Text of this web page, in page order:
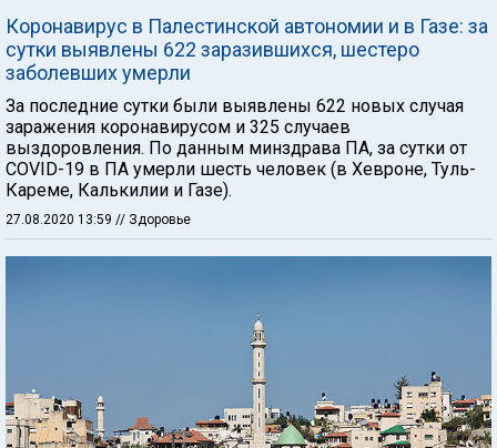
Коронавирус в Палестинской автономии и в Газе: за
сутки выявлены 622 заразившихся, шестеро
заболевших умерли
За последние сутки были выявлены 622 новых случая
заражения коронавирусом и 325 случаев
выздоровления. По данным минздрава ПА, за сутки от
COVID-19 в ПА умерли шесть человек (в Хевроне, Туль-
Кареме, Калькилии и Газе).
27.08.2020 13:59 // Здоровье